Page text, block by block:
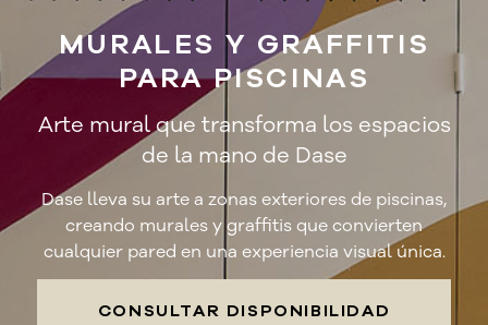
MURALES Y GRAFFITIS
PARA PISCINAS
Arte mural que transforma los espacios
de la mano de Dase
Dase lleva su arte a zonas exteriores de piscinas,
creando murales y graffitis que convierten
cualquier pared en una experiencia visual única.
CONSULTAR DISPONIBILIDAD